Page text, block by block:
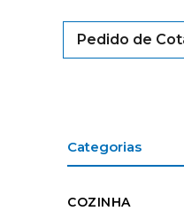
Pedido de
Categorias
COZINHA